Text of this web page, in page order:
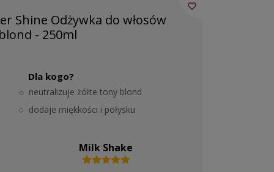
Shine Odżywka do włosów
- 250ml
Dla kogo?
neutralizuje żółte tony blond
dodaje miękkości i połysku
Milk Shake
favorite_border